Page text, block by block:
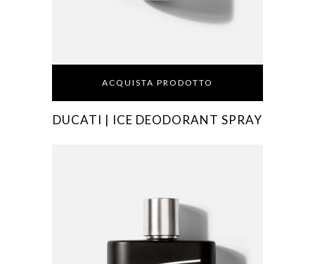
ACQUISTA PRODOTTO
DUCATI | ICE DEODORANT SPRAY